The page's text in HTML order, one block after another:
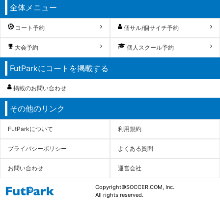
全体メニュー
コート予約 個サル/個サイチ予約
大会予約 個人スクール予約
FutParkにコートを掲載する
掲載のお問い合わせ
その他のリンク
FutParkについて 利用規約
プライバシーポリシー よくある質問
お問い合わせ 運営会社
Copyright©SOCCER.COM, Inc.
All rights reserved.